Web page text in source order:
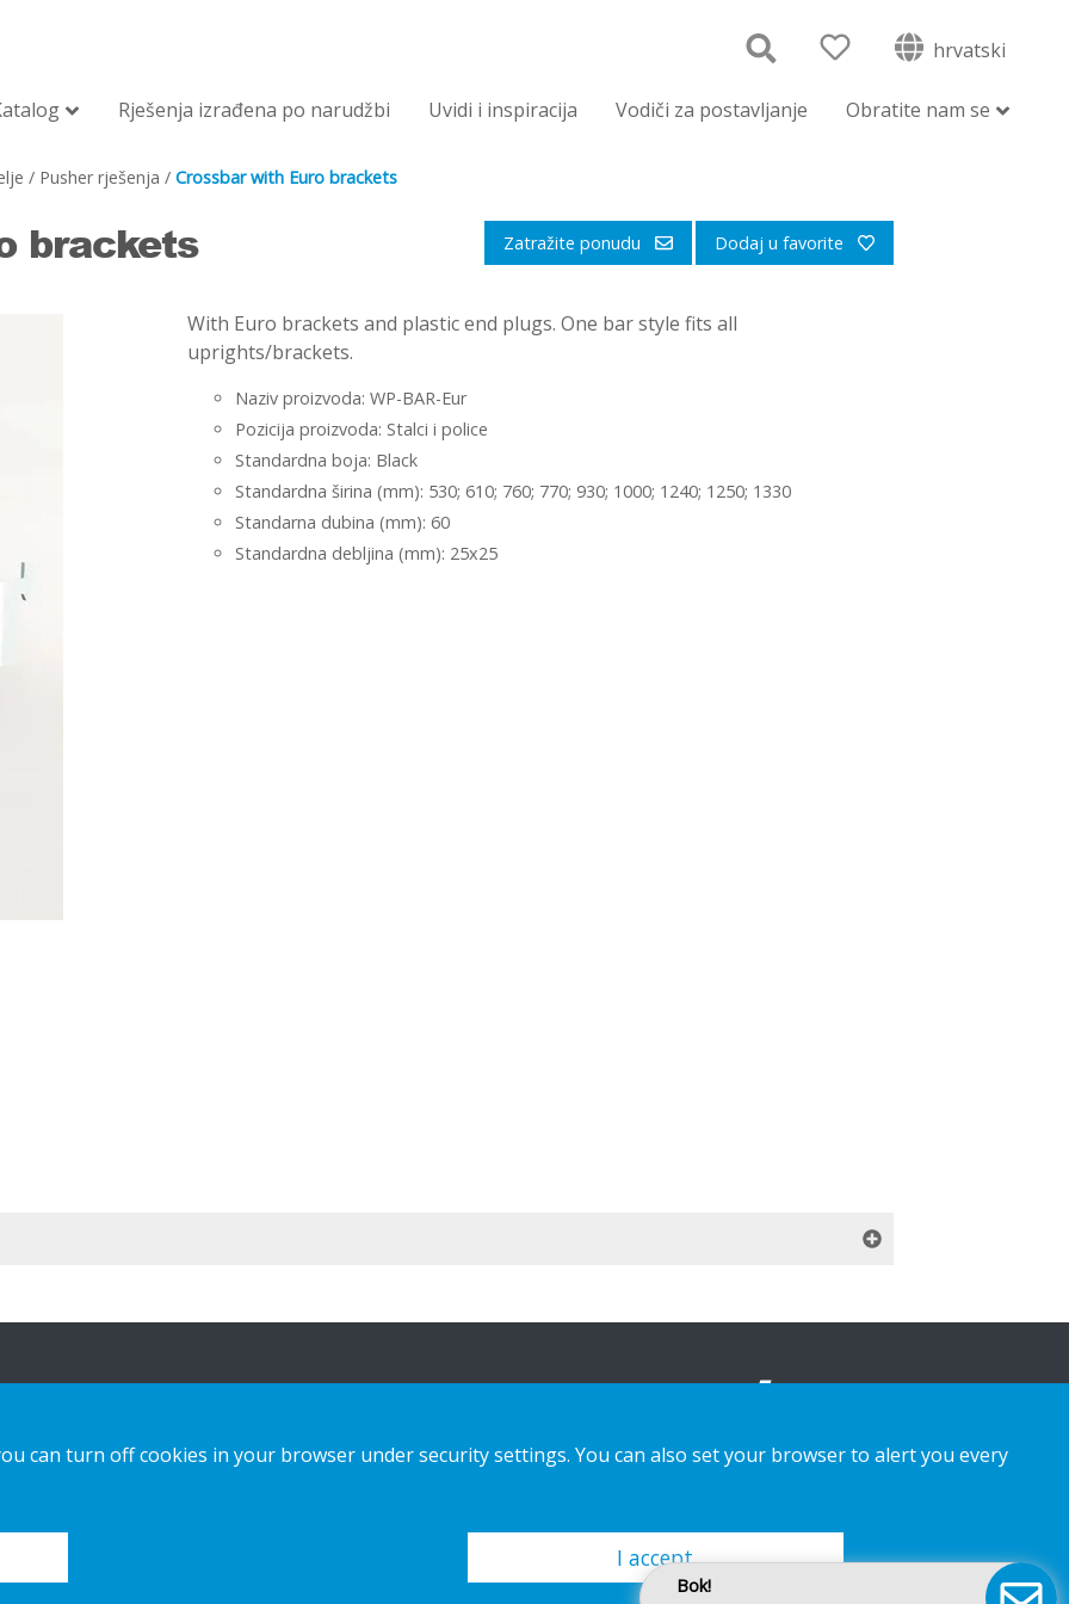
hrvatski
Rješenja izrađena po narudžbi Uvidi i inspiracija Vodiči za postavljanje Obratite nam se
/ Pusher rješenja / Crossbar with Euro brackets
brackets Zatražite ponudu Dodaj u favorite
With Euro brackets and plastic end plugs. One bar style fits all
uprights/brackets.
Naziv proizvoda: WP-BAR-Eur
Pozicija proizvoda: Stalci i police
Standardna boja: Black
Standardna širina (mm): 530; 610; 760; 770; 930; 1000; 1240; 1250; 1330
Standarna dubina (mm): 60
Standardna debljina (mm): 25x25
Bok!
ponuda
Choice i ponuda kružnih
izrađena po narudžbi
Obratite nam
can turn off cookies in your browser under security settings. You can also set your browser to alert you every
I accept